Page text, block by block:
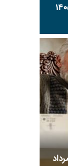
شنبه ۱۷ مرداد ۱۴۰۵
و درگذشته 16 مرداد